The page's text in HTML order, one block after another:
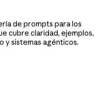
de prompts para los
cubre claridad, ejemplos,
y sistemas agénticos.